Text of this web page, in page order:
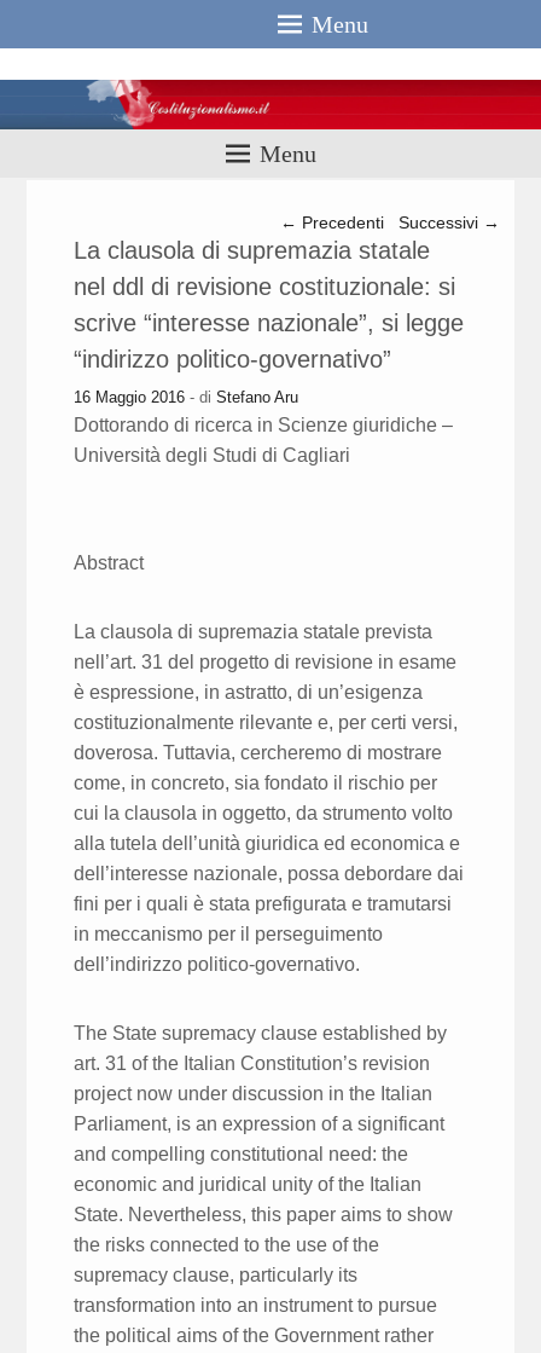
Menu
Menu
Navigazione articolo
← Precedenti Successivi →
La clausola di supremazia statale
nel ddl di revisione costituzionale: si
scrive “interesse nazionale”, si legge
“indirizzo politico-governativo”
16 Maggio 2016 - di Stefano Aru
Dottorando di ricerca in Scienze giuridiche –
Università degli Studi di Cagliari
Abstract
La clausola di supremazia statale prevista
nell’art. 31 del progetto di revisione in esame
è espressione, in astratto, di un’esigenza
costituzionalmente rilevante e, per certi versi,
doverosa. Tuttavia, cercheremo di mostrare
come, in concreto, sia fondato il rischio per
cui la clausola in oggetto, da strumento volto
alla tutela dell’unità giuridica ed economica e
dell’interesse nazionale, possa debordare dai
fini per i quali è stata prefigurata e tramutarsi
in meccanismo per il perseguimento
dell’indirizzo politico-governativo.
The State supremacy clause established by
art. 31 of the Italian Constitution’s revision
project now under discussion in the Italian
Parliament, is an expression of a significant
and compelling constitutional need: the
economic and juridical unity of the Italian
State. Nevertheless, this paper aims to show
the risks connected to the use of the
supremacy clause, particularly its
transformation into an instrument to pursue
the political aims of the Government rather